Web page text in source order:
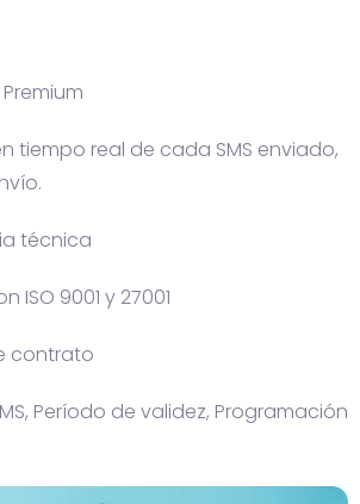
tiempo real de cada SMS enviado,
técnica
ISO 9001 y 27001
contrato
Período de validez, Programación